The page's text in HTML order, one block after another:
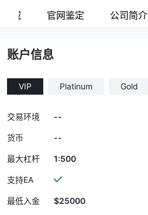
区域 官网鉴定 公司简介
账户信息
VIP Platinum Gold
交易环境 --
货币 --
最大杠杆 1:500
支持EA
最低入金 $25000